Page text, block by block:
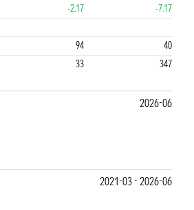
-2.17
-7.17
2
94
40
33 347
2026-06
2021-03 - 2026-06